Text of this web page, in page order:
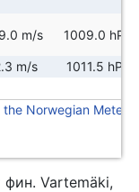
m/s 1009.0 hPa
m/s 1011.5 hPa
Norwegian
фин. Vartemäki,